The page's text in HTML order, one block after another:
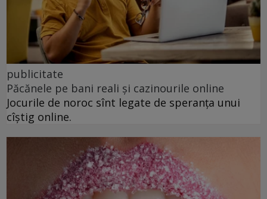
publicitate
Păcănele pe bani reali și cazinourile online
Jocurile de noroc sînt legate de speranța unui
cîștig online.